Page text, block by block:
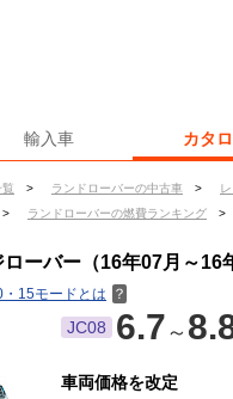
輸入車 カタ
> ランドローバーの中古車 >
> ランドローバーの燃費ランキング >
ーバー（16年07月～16
15モードとは ？
JC08 6.7 ～
車両価格を改定